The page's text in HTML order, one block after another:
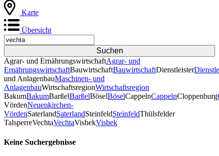
Karte
Übersicht
Agrar- und ErnährungswirtschaftAgrar- und
ErnährungswirtschaftBauwirtschaftBauwirtschaftDienstleister
und AnlagenbauMaschinen- und
AnlagenbauWirtschaftsregionWirtschaftsregion
BakumBakumBarßelBarßelBöselBöselCappelnCappelnCloppenburg
VördenNeuenkirchen-
VördenSaterlandSaterlandSteinfeldSteinfeldThülsfelder
TalsperreVechtaVechtaVisbekVisbek
Keine Suchergebnisse